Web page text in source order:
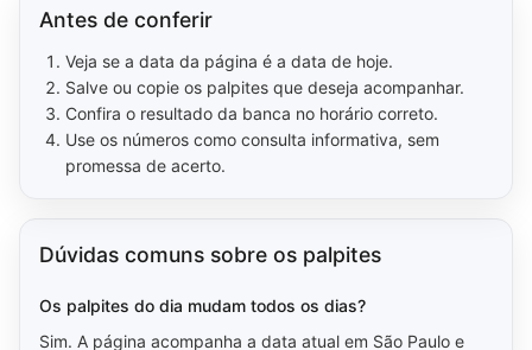
Antes de conferir
Veja se a data da página é a data de hoje.
Salve ou copie os palpites que deseja acompanhar.
Confira o resultado da banca no horário correto.
Use os números como consulta informativa, sem
promessa de acerto.
Dúvidas comuns sobre os palpites
Os palpites do dia mudam todos os dias?
Sim. A página acompanha a data atual em São Paulo e